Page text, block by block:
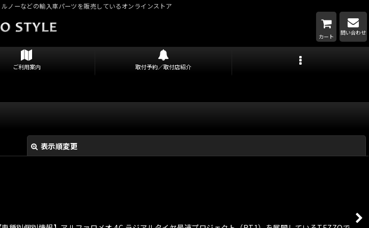
ノーなどの輸入車パーツを販売しているオンラインストア
カート
問い合わせ
ご利用案内 取付予約／取付店紹介
表示順変更